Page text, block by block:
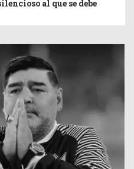
al que se debe